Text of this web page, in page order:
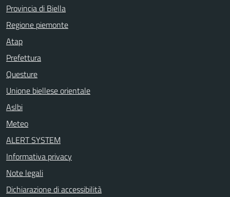
Provincia di Biella
Regione piemonte
Atap
Prefettura
Questure
Unione biellese orientale
Aslbi
Meteo
ALERT SYSTEM
Informativa privacy
Note legali
Dichiarazione di accessibilità